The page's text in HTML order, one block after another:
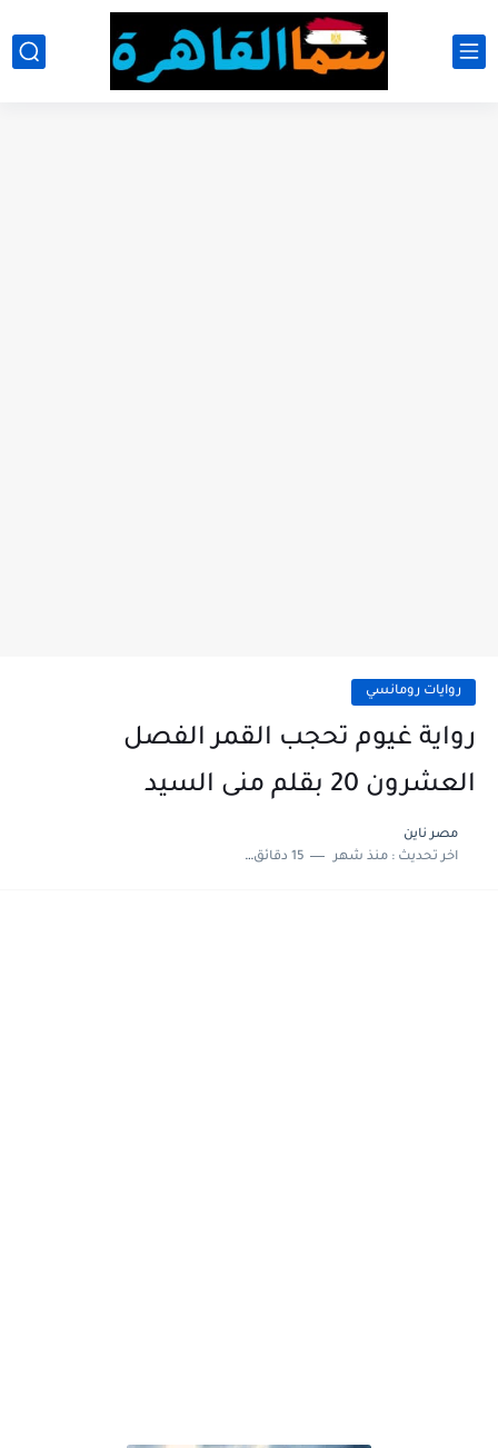
روايات رومانسي
رواية غيوم تحجب القمر الفصل
العشرون 20 بقلم منى السيد
مصر ناين
اخر تحديث :منذ شهر 15 دقائق للقراءة